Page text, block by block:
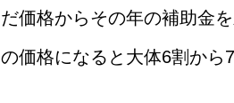
だ価格からその年の補助金
の価格になると大体6割から